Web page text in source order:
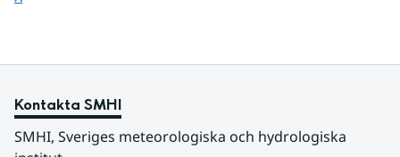
Kontakta SMHI
SMHI, Sveriges meteorologiska och hydrologiska